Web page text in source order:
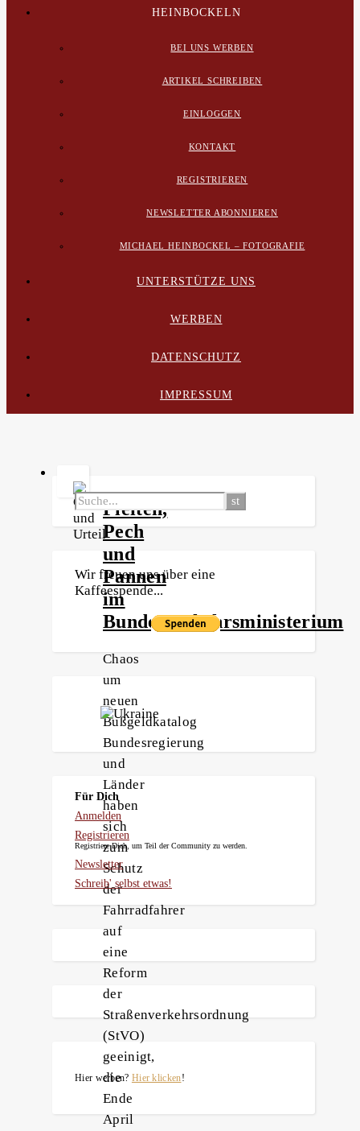
HEINBOCKELN
BEI UNS WERBEN
ARTIKEL SCHREIBEN
EINLOGGEN
KONTAKT
REGISTRIEREN
NEWSLETTER ABONNIEREN
MICHAEL HEINBOCKEL – FOTOGRAFIE
UNTERSTÜTZE UNS
WERBEN
DATENSCHUTZ
IMPRESSUM
Pleiten,
Pech
und
Pannen
im
Bundesverkehrsministerium
Chaos
um
neuen
Bußgeldkatalog
Bundesregierung
und
Länder
haben
sich
zum
Schutz
der
Fahrradfahrer
auf
eine
Reform
der
Straßenverkehrsordnung
(StVO)
geeinigt,
die
Ende
April
Wir freuen uns über eine
Kaffeespende...
Für Dich
Anmelden
Registrieren
Registriere Dich, um Teil der Community zu werden.
Newsletter
Schreib' selbst etwas!
Hier werben? Hier klicken!